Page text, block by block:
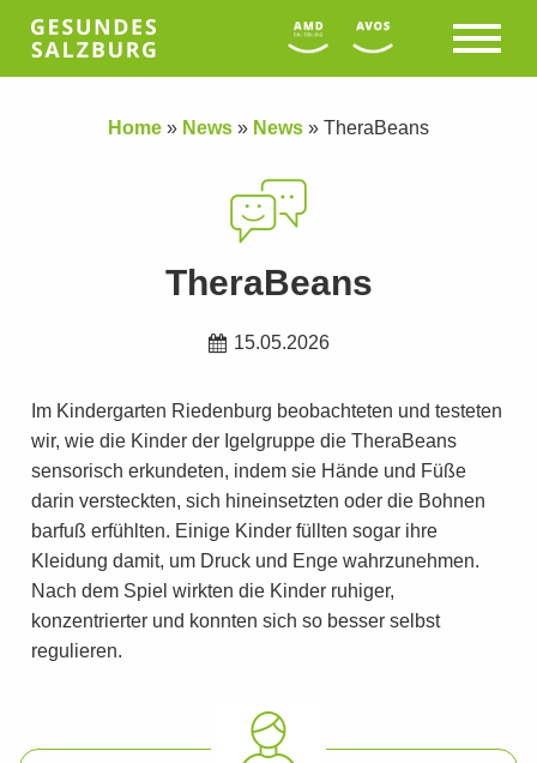
Home » News » News » TheraBeans
TheraBeans
15.05.2026
Im Kindergarten Riedenburg beobachteten und testeten
wir, wie die Kinder der Igelgruppe die TheraBeans
sensorisch erkundeten, indem sie Hände und Füße
darin versteckten, sich hineinsetzten oder die Bohnen
barfuß erfühlten. Einige Kinder füllten sogar ihre
Kleidung damit, um Druck und Enge wahrzunehmen.
Nach dem Spiel wirkten die Kinder ruhiger,
konzentrierter und konnten sich so besser selbst
regulieren.